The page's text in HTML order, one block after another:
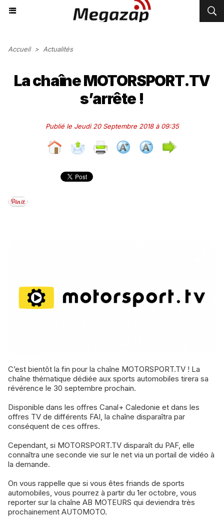
Accueil > Actualités
La chaîne MOTORSPORT.TV
s’arrête !
Publié le Jeudi 20 Septembre 2018 à 09:35
C’est bientôt la fin pour la chaîne MOTORSPORT.TV ! La
chaîne thématique dédiée aux sports automobiles tirera sa
révérence le 30 septembre prochain.
Disponible dans les offres Canal+ Caledonie et dans les
offres TV de différents FAI, la chaîne disparaîtra par
conséquent de ces offres.
Cependant, si MOTORSPORT.TV disparaît du PAF, elle
connaîtra une seconde vie sur le net via un portail de vidéo à
la demande.
On vous rappelle que si vous êtes friands de sports
automobiles, vous pourrez à partir du 1er octobre, vous
reporter sur la chaîne AB MOTEURS qui deviendra très
prochainement AUTOMOTO.